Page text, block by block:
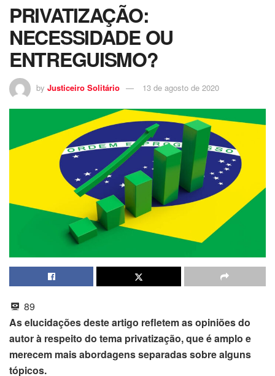
PRIVATIZAÇÃO:
NECESSIDADE OU
ENTREGUISMO?
by Justiceiro Solitário 13 de agosto de 2020
89
As elucidações deste artigo refletem as opiniões do
autor à respeito do tema privatização, que é amplo e
merecem mais abordagens separadas sobre alguns
tópicos.